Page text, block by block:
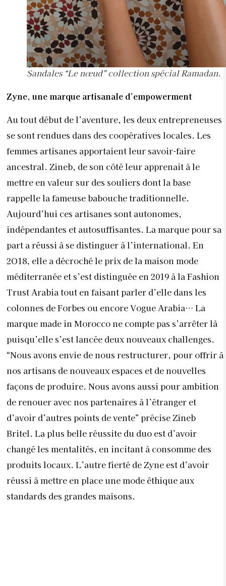
Sandales “Le nœud” collection spécial Ramadan.
Zyne, une marque artisanale d’empowerment
Au tout début de l’aventure, les deux entrepreneuses
se sont rendues dans des coopératives locales. Les
femmes artisanes apportaient leur savoir-faire
ancestral. Zineb, de son côté leur apprenait à le
mettre en valeur sur des souliers dont la base
rappelle la fameuse babouche traditionnelle.
Aujourd’hui ces artisanes sont autonomes,
indépendantes et autosuffisantes. La marque pour sa
part a réussi à se distinguer à l’international. En
2O18, elle a décroché le prix de la maison mode
méditerranée et s’est distinguée en 2019 à la Fashion
Trust Arabia tout en faisant parler d’elle dans les
colonnes de Forbes ou encore Vogue Arabia… La
marque made in Morocco ne compte pas s’arrêter là
puisqu’elle s’est lancée deux nouveaux challenges.
“Nous avons envie de nous restructurer, pour offrir à
nos artisans de nouveaux espaces et de nouvelles
façons de produire. Nous avons aussi pour ambition
de renouer avec nos partenaires à l’étranger et
d’avoir d’autres points de vente” précise Zineb
Britel. La plus belle réussite du duo est d’avoir
changé les mentalités, en incitant à consomme des
produits locaux. L’autre fierté de Zyne est d’avoir
réussi à mettre en place une mode éthique aux
standards des grandes maisons.